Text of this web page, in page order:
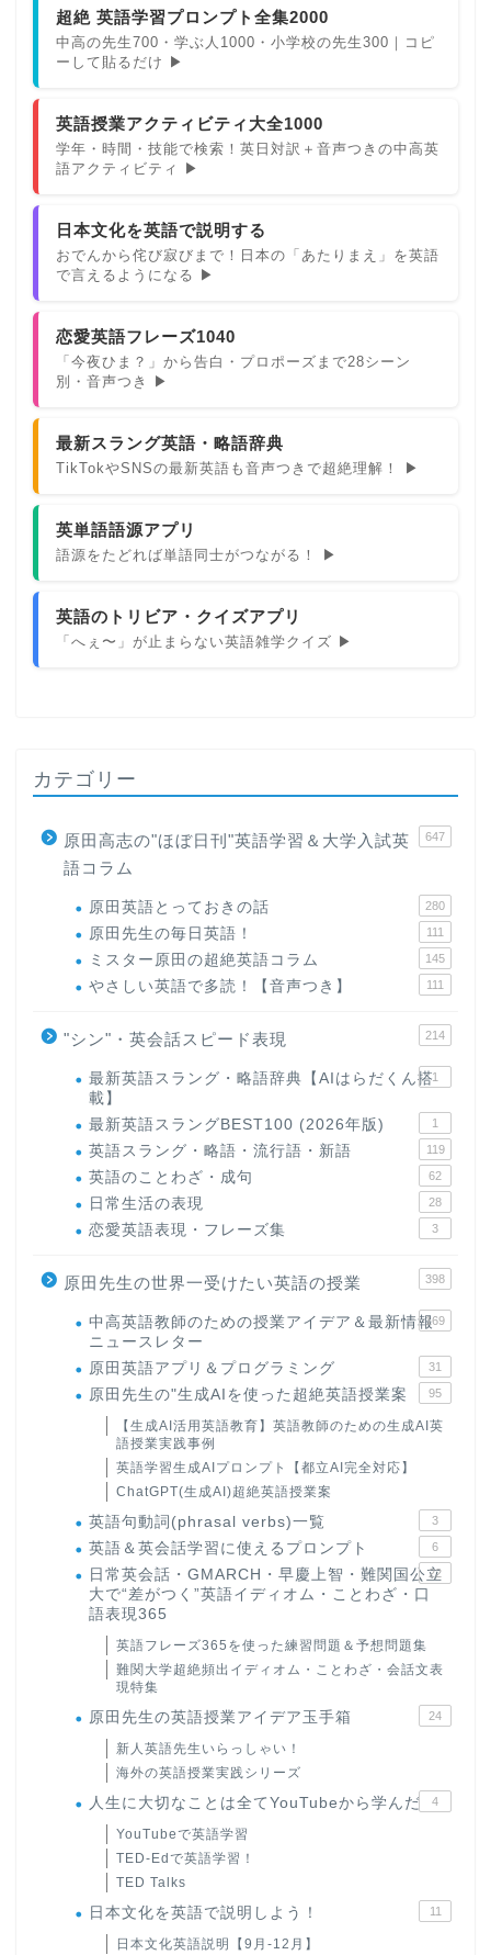
超絶 英語学習プロンプト全集2000
中高の先生700・学ぶ人1000・小学校の先生300｜コピ
ーして貼るだけ ▶
英語授業アクティビティ大全1000
学年・時間・技能で検索！英日対訳＋音声つきの中高英
語アクティビティ ▶
日本文化を英語で説明する
おでんから侘び寂びまで！日本の「あたりまえ」を英語
で言えるようになる ▶
恋愛英語フレーズ1040
「今夜ひま？」から告白・プロポーズまで28シーン
別・音声つき ▶
最新スラング英語・略語辞典
TikTokやSNSの最新英語も音声つきで超絶理解！ ▶
英単語語源アプリ
語源をたどれば単語同士がつながる！ ▶
英語のトリビア・クイズアプリ
「へぇ〜」が止まらない英語雑学クイズ ▶
カテゴリー
原田高志の"ほぼ日刊"英語学習＆大学入試英
語コラム
647
原田英語とっておきの話 280
原田先生の毎日英語！ 111
ミスター原田の超絶英語コラム 145
やさしい英語で多読！【音声つき】 111
"シン"・英会話スピード表現 214
最新英語スラング・略語辞典【AIはらだくん搭
載】
1
最新英語スラングBEST100 (2026年版) 1
英語スラング・略語・流行語・新語 119
英語のことわざ・成句 62
日常生活の表現 28
恋愛英語表現・フレーズ集 3
原田先生の世界一受けたい英語の授業 398
中高英語教師のための授業アイデア＆最新情報
ニュースレター
169
原田英語アプリ＆プログラミング 31
原田先生の"生成AIを使った超絶英語授業案 95
【生成AI活用英語教育】英語教師のための生成AI英
語授業実践事例
英語学習生成AIプロンプト【都立AI完全対応】
ChatGPT(生成AI)超絶英語授業案
英語句動詞(phrasal verbs)一覧 3
英語＆英会話学習に使えるプロンプト 6
日常英会話・GMARCH・早慶上智・難関国公立
大で“差がつく”英語イディオム・ことわざ・口
語表現365
22
英語フレーズ365を使った練習問題＆予想問題集
難関大学超絶頻出イディオム・ことわざ・会話文表
現特集
原田先生の英語授業アイデア玉手箱 24
新人英語先生いらっしゃい！
海外の英語授業実践シリーズ
人生に大切なことは全てYouTubeから学んだ 4
YouTubeで英語学習
TED-Edで英語学習！
TED Talks
日本文化を英語で説明しよう！ 11
日本文化英語説明【9月-12月】